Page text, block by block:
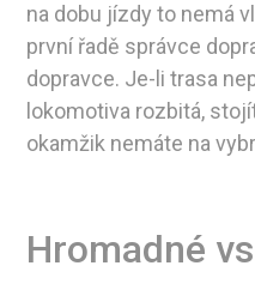
na dobu jízdy to nemá
první řadě správce
dopravce. Je-li trasa
lokomotiva rozbitá,
okamžik nemáte na
Hromadné